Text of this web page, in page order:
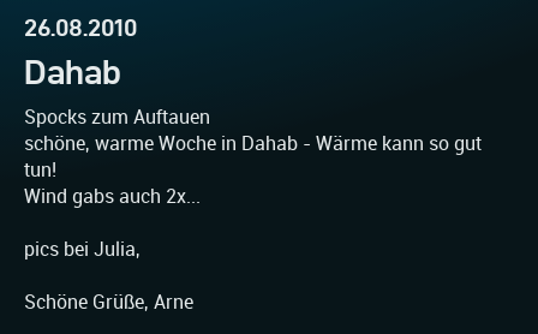
26.08.2010
Dahab
Spocks zum Auftauen
schöne, warme Woche in Dahab - Wärme kann so gut
tun!
Wind gabs auch 2x...
pics bei Julia,
Schöne Grüße, Arne